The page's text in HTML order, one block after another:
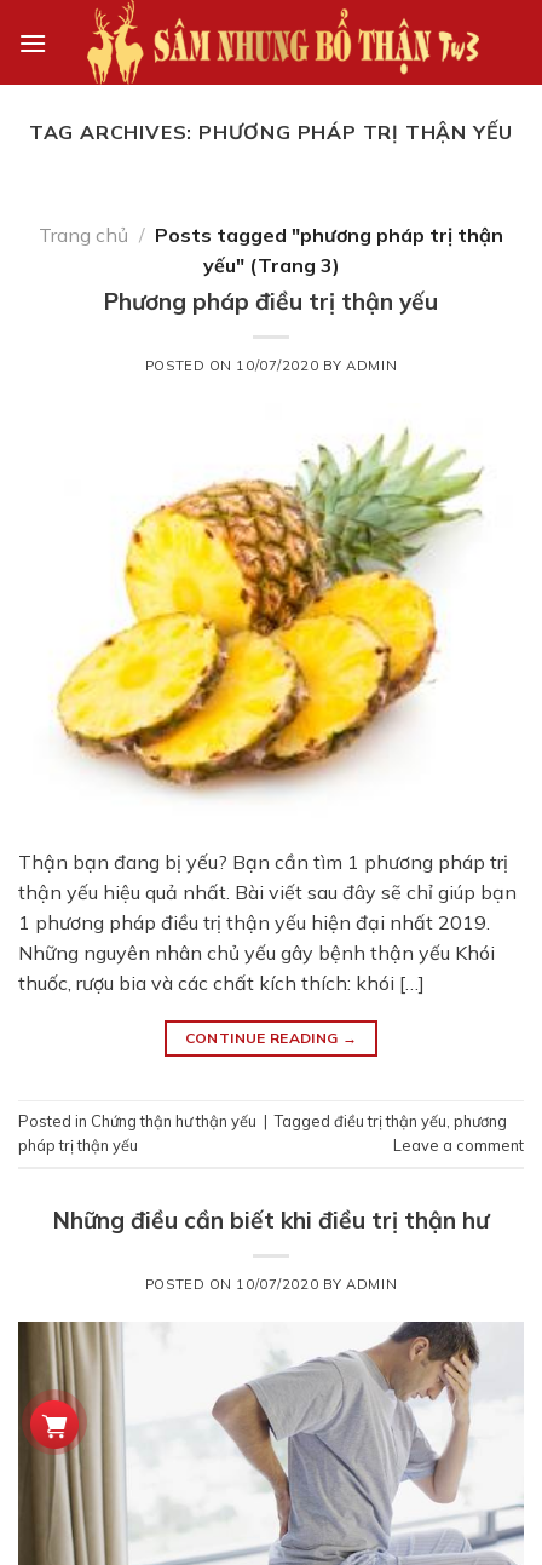
TAG ARCHIVES: PHƯƠNG PHÁP TRỊ THẬN YẾU
Trang chủ / Posts tagged "phương pháp trị thận
yếu" (Trang 3)
Phương pháp điều trị thận yếu
POSTED ON 10/07/2020 BYADMIN
Thận bạn đang bị yếu? Bạn cần tìm 1 phương pháp trị
thận yếu hiệu quả nhất. Bài viết sau đây sẽ chỉ giúp bạn
1 phương pháp điều trị thận yếu hiện đại nhất 2019.
Những nguyên nhân chủ yếu gây bệnh thận yếu Khói
thuốc, rượu bia và các chất kích thích: khói […]
CONTINUE READING →
Posted in Chứng thận hư thận yếu | Tagged điều trị thận yếu, phương
pháp trị thận yếu
Leave a comment
Những điều cần biết khi điều trị thận hư
POSTED ON 10/07/2020 BYADMIN